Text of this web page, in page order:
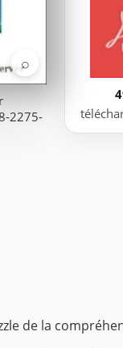
⌕
2275-
de la